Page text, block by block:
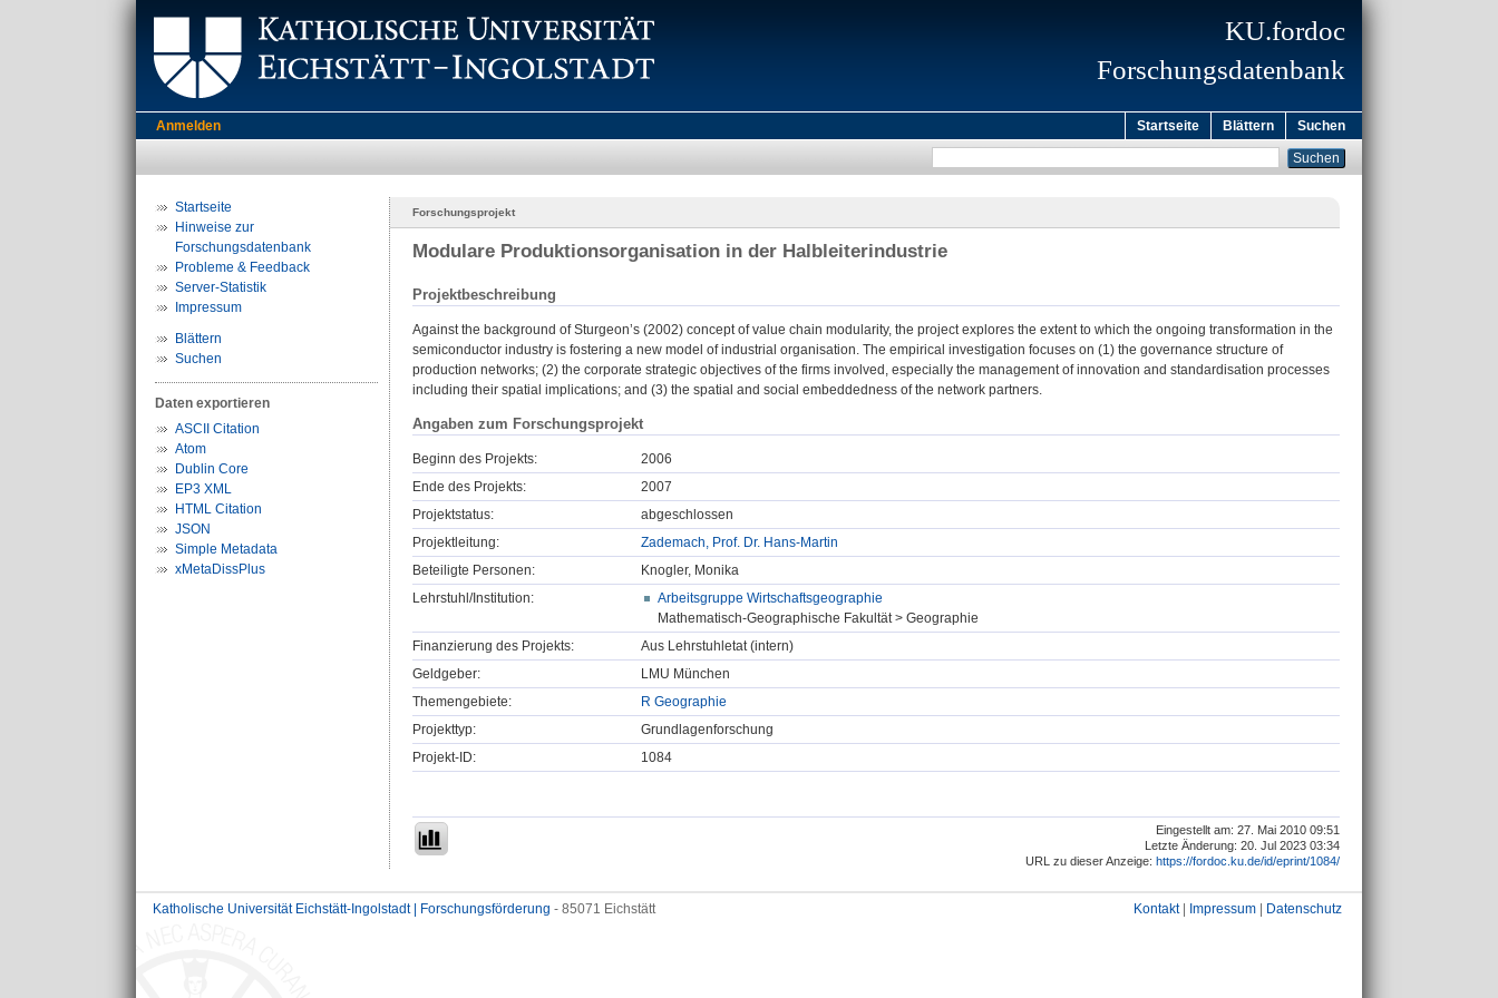
KU.fordoc
Forschungsdatenbank
Anmelden Startseite Blättern Suchen
Startseite
Hinweise zur
Forschungsdatenbank
Probleme & Feedback
Server-Statistik
Impressum
Blättern
Suchen
Daten exportieren
ASCII Citation
Atom
Dublin Core
EP3 XML
HTML Citation
JSON
Simple Metadata
xMetaDissPlus
Forschungsprojekt
Modulare Produktionsorganisation in der Halbleiterindustrie
Projektbeschreibung
Against the background of Sturgeon’s (2002) concept of value chain modularity, the project explores the extent to which the ongoing transformation in the
semiconductor industry is fostering a new model of industrial organisation. The empirical investigation focuses on (1) the governance structure of
production networks; (2) the corporate strategic objectives of the firms involved, especially the management of innovation and standardisation processes
including their spatial implications; and (3) the spatial and social embeddedness of the network partners.
Angaben zum Forschungsprojekt
Beginn des Projekts:
2006
Ende des Projekts:
2007
Projektstatus:
abgeschlossen
Projektleitung:
Zademach, Prof. Dr. Hans-Martin
Beteiligte Personen:
Knogler, Monika
Lehrstuhl/Institution:
Arbeitsgruppe Wirtschaftsgeographie
Mathematisch-Geographische Fakultät > Geographie
Finanzierung des Projekts:
Aus Lehrstuhletat (intern)
Geldgeber:
LMU München
Themengebiete:
R Geographie
Projekttyp:
Grundlagenforschung
Projekt-ID:
1084
Eingestellt am: 27. Mai 2010 09:51
Letzte Änderung: 20. Jul 2023 03:34
URL zu dieser Anzeige: https://fordoc.ku.de/id/eprint/1084/
Katholische Universität Eichstätt-Ingolstadt | Forschungsförderung - 85071 Eichstätt Kontakt| Impressum Datenschutz